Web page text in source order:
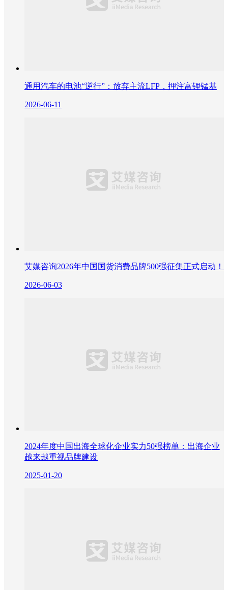
通用汽车的电池“逆行”：放弃主流LFP，押注富锂锰基
2026-06-11
艾媒咨询2026年中国国货消费品牌500强征集正式启动！
2026-06-03
2024年度中国出海全球化企业实力50强榜单：出海企业
越来越重视品牌建设
2025-01-20